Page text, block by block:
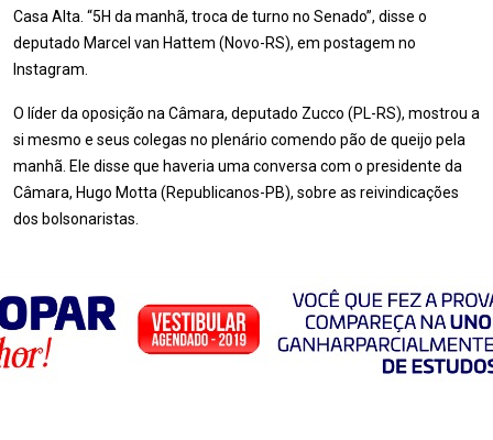
Casa Alta. “5H da manhã, troca de turno no Senado”, disse o
deputado Marcel van Hattem (Novo-RS), em postagem no
Instagram.
O líder da oposição na Câmara, deputado Zucco (PL-RS), mostrou a
si mesmo e seus colegas no plenário comendo pão de queijo pela
manhã. Ele disse que haveria uma conversa com o presidente da
Câmara, Hugo Motta (Republicanos-PB), sobre as reivindicações
dos bolsonaristas.